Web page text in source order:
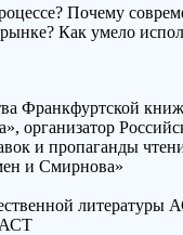
Почему
Как умело
Франкфуртской
организатор
и пропаганды
и Смирнова»
литературы
АСТ